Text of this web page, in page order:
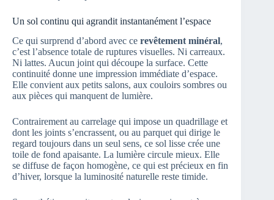
Un sol continu qui agrandit instantanément l’espace
Ce qui surprend d’abord avec ce revêtement minéral,
c’est l’absence totale de ruptures visuelles. Ni carreaux.
Ni lattes. Aucun joint qui découpe la surface. Cette
continuité donne une impression immédiate d’espace.
Elle convient aux petits salons, aux couloirs sombres ou
aux pièces qui manquent de lumière.
Contrairement au carrelage qui impose un quadrillage et
dont les joints s’encrassent, ou au parquet qui dirige le
regard toujours dans un seul sens, ce sol lisse crée une
toile de fond apaisante. La lumière circule mieux. Elle
se diffuse de façon homogène, ce qui est précieux en fin
d’hiver, lorsque la luminosité naturelle reste timide.